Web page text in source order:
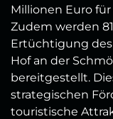
Millionen Euro
Zudem werden
Ertüchtigung
Hof an der
bereitgestellt.
strategischen
touristische